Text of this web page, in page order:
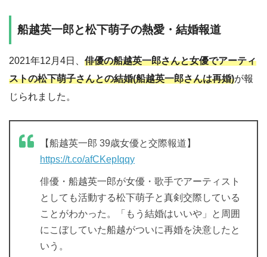
船越英一郎と松下萌子の熱愛・結婚報道
2021年12月4日、 俳優の船越英一郎さんと女優でアーティ
ストの松下萌子さんとの結婚(船越英一郎さんは再婚)が報
じられました。
【船越英一郎 39歳女優と交際報道】
https://t.co/afCKepIqqy
俳優・船越英一郎が女優・歌手でアーティスト
としても活動する松下萌子と真剣交際している
ことがわかった。「もう結婚はいいや」と周囲
にこぼしていた船越がついに再婚を決意したと
いう。